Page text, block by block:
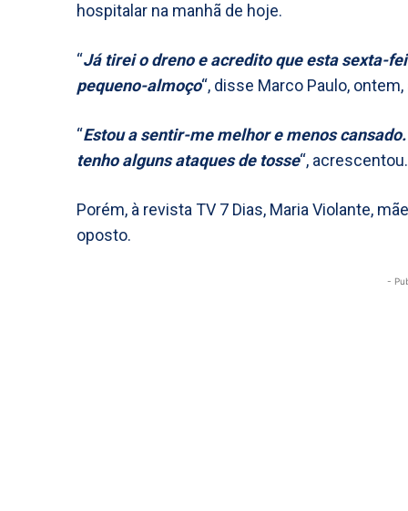
hospitalar na manhã de hoje.
“Já tirei o dreno e acredito que esta sexta-
pequeno-almoço“, disse Marco Paulo, ontem,
“Estou a sentir-me melhor e menos
tenho alguns ataques de tosse“, acrescentou.
Porém, à revista TV 7 Dias, Maria Violante,
oposto.
-